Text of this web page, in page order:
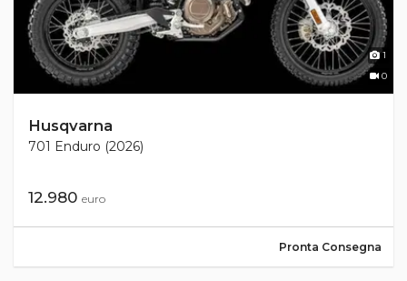
1
0
Husqvarna
701 Enduro (2026)
12.980 euro
Pronta Consegna